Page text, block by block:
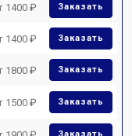
1400 ₽ Заказать
1400 ₽ Заказать
1800 ₽ Заказать
1500 ₽ Заказать